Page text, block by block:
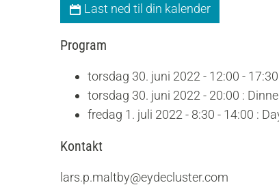
Last ned til din kalender
Program
torsdag 30. juni 2022 - 12:00 - 17:30
torsdag 30. juni 2022 - 20:00 :
fredag 1. juli 2022 - 8:30 - 14:00 :
Kontakt
lars.p.maltby@eydecluster.com